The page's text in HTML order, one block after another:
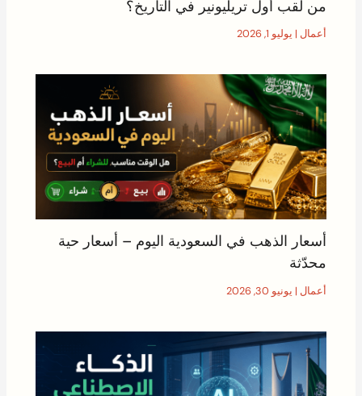
من لقب أول تريليونير في التاريخ؟
أعمال | يوليو 1, 2026
أسعار الذهب في السعودية اليوم – أسعار حية
محدّثة
أعمال | يونيو 30, 2026